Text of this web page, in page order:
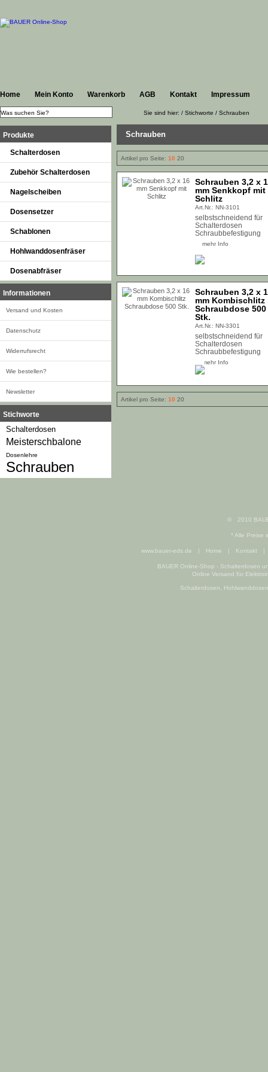
Home Mein Konto Warenkorb AGB Kontakt Impressum
Sie sind hier: / Stichworte / Schrauben
Produkte
Schalterdosen
Zubehör Schalterdosen
Nagelscheiben
Dosensetzer
Schablonen
Hohlwanddosenfräser
Dosenabfräser
Informationen
Versand und Kosten
Datenschutz
Widerrufsrecht
Wie bestellen?
Newsletter
Stichworte
Schalterdosen
Meisterschbalone
Dosenlehre
Schrauben
Schrauben
Artikel pro Seite: 10 20
Schrauben 3,2 x
mm Senkkopf mit
Schlitz
Art.Nr.: NN-3101
selbstschneidend für
Schalterdosen
Schraubbefestigung
mehr Info
Schrauben 3,2 x
mm Kombischlitz
Schraubdose 500
Stk.
Art.Nr.: NN-3301
selbstschneidend für
Schalterdosen
Schraubbefestigung
mehr Info
Artikel pro Seite: 10 20
© 2010
* Alle Preise
www.bauer-eds.de | Home | Kontakt |
BAUER Online-Shop - Schalterdosen
Online Versand für
Schalterdosen,